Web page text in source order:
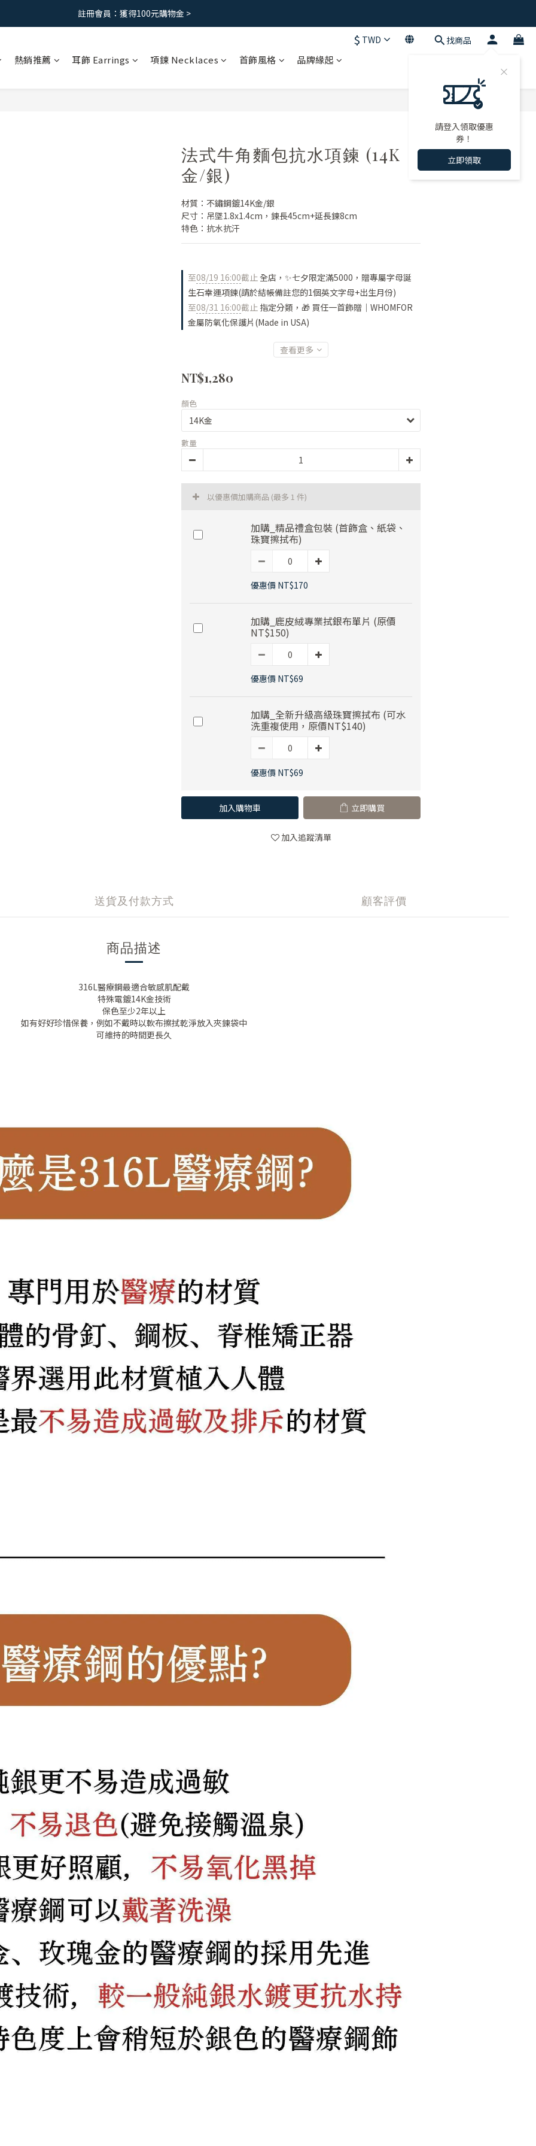
免運優惠｜台灣滿 1500 ，港澳滿2500
免運優惠｜台灣滿 1500 ，港澳滿2500
$ TWD 找商品
請登入領取優惠
券！
立即領取
熱銷推薦 耳飾 Earrings 項鍊 Necklaces 首飾風格 品牌緣起
法式牛角麵包抗水項鍊 (14K
金/銀)
材質：不鏽鋼鍍14K金/銀
尺寸：吊墜1.8x1.4cm，鍊長45cm+延長鍊8cm
特色：抗水抗汗
至08/19 16:00截止全店，✨七夕限定滿5000，贈專屬字母誕
生石幸運項鍊(請於結帳備註您的1個英文字母+出生月份)
至08/31 16:00截止 指定分類，🎁 買任一首飾贈｜WHOMFOR
金屬防氧化保護片(Made in USA)
查看更多
NT$1,280
顏色
數量
以優惠價加購商品 (最多 1 件)
加購_精品禮盒包裝 (首飾盒、紙袋、
珠寶擦拭布)
優惠價 NT$170
加購_鹿皮絨專業拭銀布單片 (原價
NT$150)
優惠價 NT$69
加購_全新升級高級珠寶擦拭布 (可水
洗重複使用，原價NT$140)
優惠價 NT$69
加入購物車 立即購買
加入追蹤清單
送貨及付款方式 顧客評價
商品描述
316L醫療鋼最適合敏感肌配戴
特殊電鍍14K金技術
保色至少2年以上
如有好好珍惜保養，例如不戴時以軟布擦拭乾淨放入夾鍊袋中
可維持的時間更長久